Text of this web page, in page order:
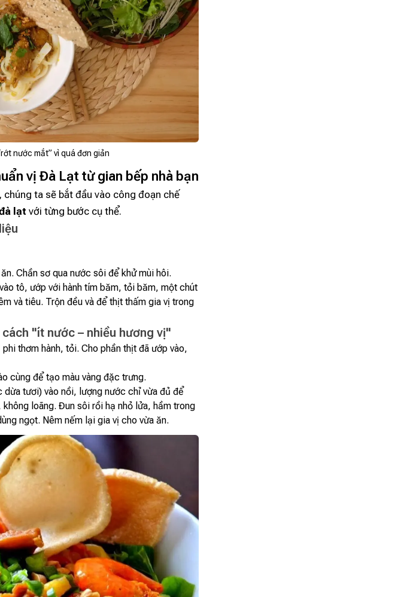
nước mắt” vì quá đơn giản
vị Đà Lạt từ gian bếp nhà bạn
chúng ta sẽ bắt đầu vào công đoạn chế
lạt với từng bước cụ thể.
Chần sơ qua nước sôi để khử mùi hôi.
tô, ướp với hành tím băm, tỏi băm, một chút
và tiêu. Trộn đều và để thịt thấm gia vị trong
"ít nước – nhiều hương vị"
thơm hành, tỏi. Cho phần thịt đã ướp vào,
cùng để tạo màu vàng đặc trưng.
tươi) vào nồi, lượng nước chỉ vừa đủ để
loãng. Đun sôi rồi hạ nhỏ lửa, hầm trong
ngọt. Nêm nếm lại gia vị cho vừa ăn.